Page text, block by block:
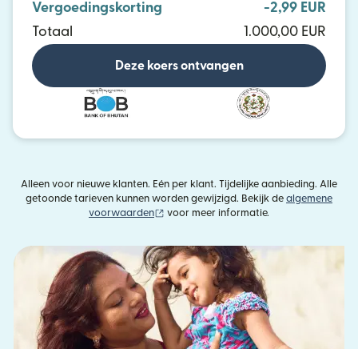
Vergoedingskorting
-2,99 EUR
Totaal
1.000,00 EUR
Deze koers ontvangen
Alleen voor nieuwe klanten. Eén per klant. Tijdelijke aanbieding. Alle
getoonde tarieven kunnen worden gewijzigd. Bekijk de algemene
voorwaarden
(wordt geopend in een nieuw venster)
voor meer informatie.